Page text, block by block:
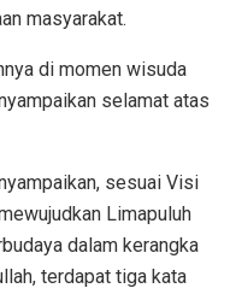
masyarakat.
di momen wisuda
selamat atas
sesuai Visi
Limapuluh
dalam kerangka
terdapat tiga kata